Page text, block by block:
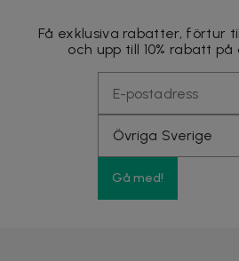
Få exklusiva rabatter, förtur
och upp till 10% rabatt
Gå med!